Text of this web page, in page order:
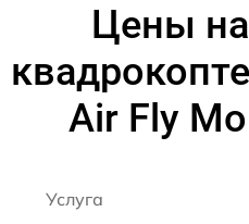
Цены
Air Fly
Услуга